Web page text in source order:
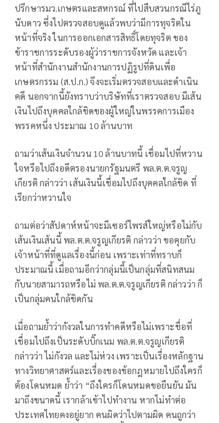
ปรึกษารมว.เกษตรและสหกรณ์ ที่ไปสืบสวนกรณีไร่ภู
นับดาว ซึ่งไปตรวจสอบดูแล้วพบว่ามีการทุจริตใน
หน้าที่จริง ในการออกเอกสารสิทธิ์โดยทุจริต ของ
ข้าราชการระดับรองผู้ว่าราชการจังหวัด และเจ้า
หน้าที่สำนักงานสำนักงานการปฏิรูปที่ดินเพื่อ
เกษตรกรรม (ส.ป.ก.) จึงจะเริ่มตรวจสอบและดำเนิน
คดี นอกจากนี้ยังทราบว่าบริษัทที่เราตรวจสอบ มีเส้น
เงินไปถึงบุคคลใกล้ชิดของผู้ใหญ่ในพรรคการเมือง
พรรคหนึ่ง ประมาณ 10 ล้านบาท
ถามว่าเส้นเงินจำนวน 10 ล้านบาทนี้ เชื่อมไปที่หวาน
ใจหรือไปถึงอดีตรองนายกรัฐมนตรี พล.ต.ต.จรูญ
เกียรติ กล่าวว่า เส้นเงินนี้เชื่อมไปถึงบุคคลใกล้ชิด ที่
เรียกว่าหวานใจ
ถามต่อว่าสัปดาห์หน้าจะมีเซอร์ไพรส์ใหญ่หรือไม่กับ
เส้นเงินเส้นนี้ พล.ต.ต.จรูญเกียรติ กล่าวว่า ขอคุยกับ
เจ้าหน้าที่ที่ดูแลเรื่องนี้ก่อน เพราะเท่าที่ทราบก็
ประมาณนี้ เมื่อถามอีกว่ากลุ่มนี้เป็นกลุ่มที่สนิทสนม
กับนายสามารถหรือไม่ พล.ต.ต.จรูญเกียรติ กล่าวว่า ก็
เป็นกลุ่มคนใกล้ชิดกัน
เมื่อถามย้ำว่ากังวลในการทำคดีหรือไม่เพราะชื่อที่
เชื่อมไปถึงเป็นระดับบิ๊กเนม พล.ต.ต.จรูญเกียรติ
กล่าวว่า ไม่กังวล และไม่ห่วง เพราะเป็นเรื่องหลักฐาน
ทางวิทยาศาสตร์และเรื่องของข้อกฎหมายไปถึงใครก็
ต้องโดนหมด ย้ำว่า “ถึงใครก็โดนหมดขอยืนยัน มัน
มาถึงขนาดนี้ เรากล้าเข้าไปทำงาน หากไม่ทำต่อ
ประเทศไทยคงอยู่ยาก คนผิดว่าไปตามผิด คนถูกว่า